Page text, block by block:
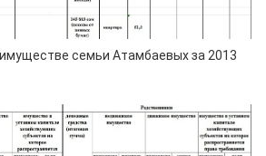
семьи Атамбаевых за 2013